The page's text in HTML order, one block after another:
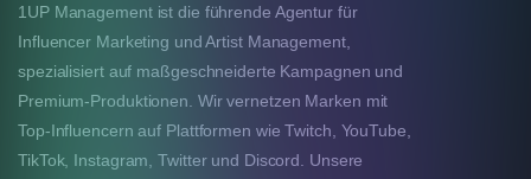
1UP Management ist die führende Agentur für
Influencer Marketing und Artist Management,
spezialisiert auf maßgeschneiderte Kampagnen und
Premium-Produktionen. Wir vernetzen Marken mit
Top-Influencern auf Plattformen wie Twitch, YouTube,
TikTok, Instagram, Twitter und Discord. Unsere